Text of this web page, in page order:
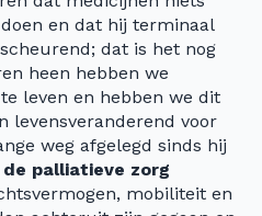
en dat hij terminaal
dat is het nog
heen hebben we
leven en hebben we dit
levensveranderend voor
weg afgelegd sinds hij
de palliatieve zorg
mobiliteit en